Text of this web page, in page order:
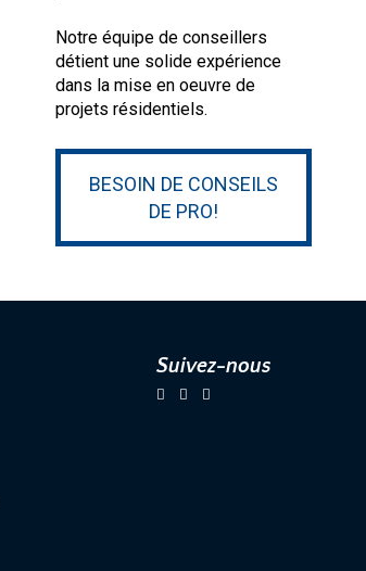
Notre équipe de conseillers
détient une solide expérience
dans la mise en oeuvre de
projets résidentiels.
BESOIN DE CONSEILS
DE PRO!
Suivez-nous